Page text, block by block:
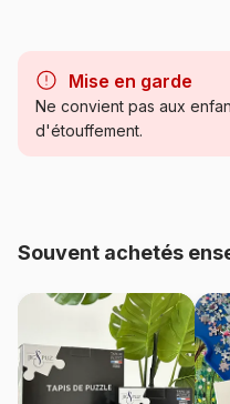
Catégorie
Provenance
EAN
Mise en garde
Ne convient pas aux
d'étouffement.
Souvent achetés